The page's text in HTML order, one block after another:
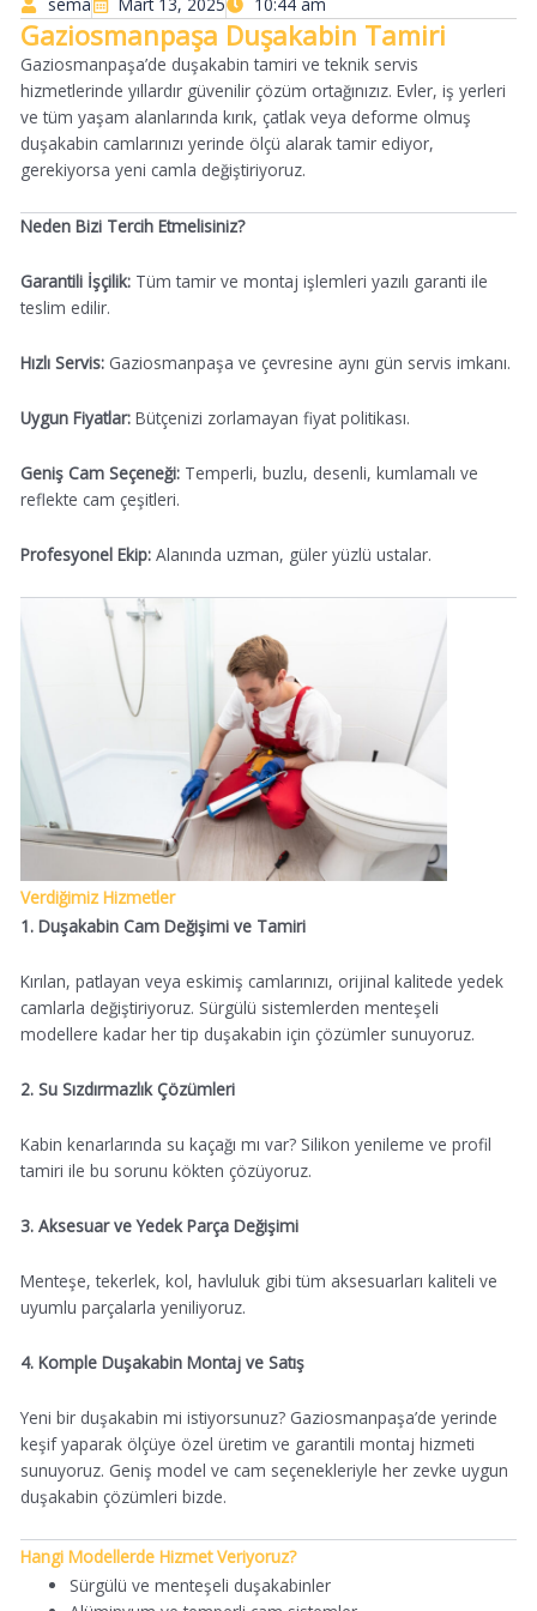
Gaziosmanpaşa Duşakabin Tamiri
Gaziosmanpaşa’de duşakabin tamiri ve teknik servis
hizmetlerinde yıllardır güvenilir çözüm ortağınızız. Evler, iş yerleri
ve tüm yaşam alanlarında kırık, çatlak veya deforme olmuş
duşakabin camlarınızı yerinde ölçü alarak tamir ediyor,
gerekiyorsa yeni camla değiştiriyoruz.
Neden Bizi Tercih Etmelisiniz?
Garantili İşçilik: Tüm tamir ve montaj işlemleri yazılı garanti ile
teslim edilir.
Hızlı Servis: Gaziosmanpaşa ve çevresine aynı gün servis imkanı.
Uygun Fiyatlar: Bütçenizi zorlamayan fiyat politikası.
Geniş Cam Seçeneği: Temperli, buzlu, desenli, kumlamalı ve
reflekte cam çeşitleri.
Profesyonel Ekip: Alanında uzman, güler yüzlü ustalar.
Verdiğimiz Hizmetler
1. Duşakabin Cam Değişimi ve Tamiri
Kırılan, patlayan veya eskimiş camlarınızı, orijinal kalitede yedek
camlarla değiştiriyoruz. Sürgülü sistemlerden menteşeli
modellere kadar her tip duşakabin için çözümler sunuyoruz.
2. Su Sızdırmazlık Çözümleri
Kabin kenarlarında su kaçağı mı var? Silikon yenileme ve profil
tamiri ile bu sorunu kökten çözüyoruz.
3. Aksesuar ve Yedek Parça Değişimi
Menteşe, tekerlek, kol, havluluk gibi tüm aksesuarları kaliteli ve
uyumlu parçalarla yeniliyoruz.
4. Komple Duşakabin Montaj ve Satış
Yeni bir duşakabin mi istiyorsunuz? Gaziosmanpaşa’de yerinde
keşif yaparak ölçüye özel üretim ve garantili montaj hizmeti
sunuyoruz. Geniş model ve cam seçenekleriyle her zevke uygun
duşakabin çözümleri bizde.
Hangi Modellerde Hizmet Veriyoruz?
Sürgülü ve menteşeli duşakabinler